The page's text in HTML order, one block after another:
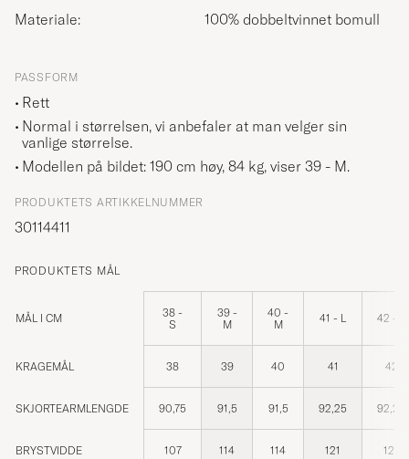
Materiale: 100% dobbeltvinnet bomull
PASSFORM
Rett
Normal i størrelsen, vi anbefaler at man velger sin
vanlige størrelse.
Modellen på bildet: 190 cm høy, 84 kg, viser 39 - M.
PRODUKTETS ARTIKKELNUMMER
30114411
PRODUKTETS MÅL
MÅL I CM
38 -
S
39 -
M
40 -
M
41 - L 42 - L
KRAGEMÅL 38 39 40 41 42
SKJORTEARMLENGDE 90,75 91,5 91,5 92,25 92,25
BRYSTVIDDE 107 114 114 121 121